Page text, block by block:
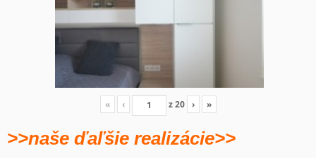
« ‹ z20 › »
>>naše ďaľšie realizácie>>